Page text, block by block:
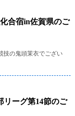
合宿in佐賀県のご
技の鬼頭茉衣でござい
リーグ第14節のご